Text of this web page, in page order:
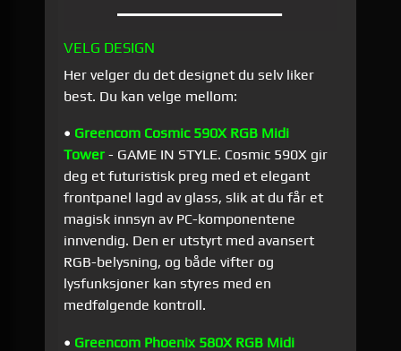
VELG DESIGN
Her velger du det designet du selv liker
best. Du kan velge mellom:
• Greencom Cosmic 590X RGB Midi
Tower - GAME IN STYLE. Cosmic 590X gir
deg et futuristisk preg med et elegant
frontpanel lagd av glass, slik at du får et
magisk innsyn av PC-komponentene
innvendig. Den er utstyrt med avansert
RGB-belysning, og både vifter og
lysfunksjoner kan styres med en
medfølgende kontroll.
• Greencom Phoenix 580X RGB Midi